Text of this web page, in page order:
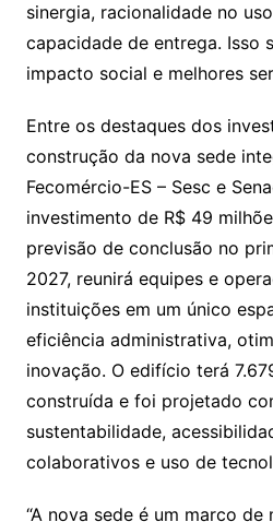
sinergia, racionalidade no
capacidade de entrega. Isso
impacto social e melhores
Entre os destaques dos
construção da nova sede
Fecomércio-ES – Sesc e
investimento de R$ 49
previsão de conclusão no
2027, reunirá equipes e
instituições em um único
eficiência administrativa,
inovação. O edifício terá
construída e foi projetado
sustentabilidade,
colaborativos e uso de
“A nova sede é um marco de